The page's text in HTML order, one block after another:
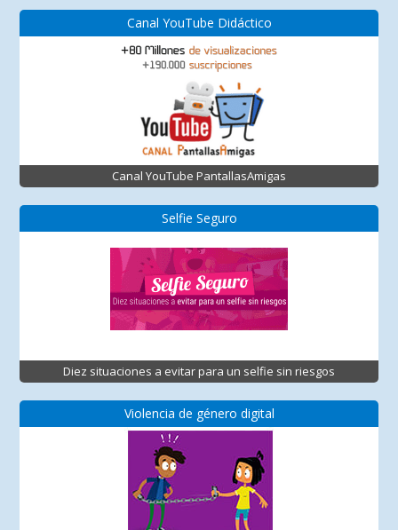
Canal YouTube Didáctico
Canal YouTube PantallasAmigas
Selfie Seguro
Diez situaciones a evitar para un selfie sin riesgos
Violencia de género digital